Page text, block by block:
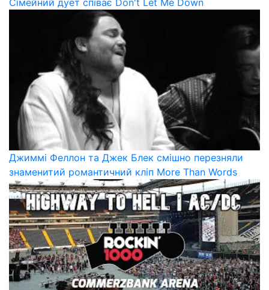
Сімейний дует співає Don't Let Me Down
Джиммі Феллон та Джек Блек смішно перезняли
знаменитий романтичний кліп More Than Words